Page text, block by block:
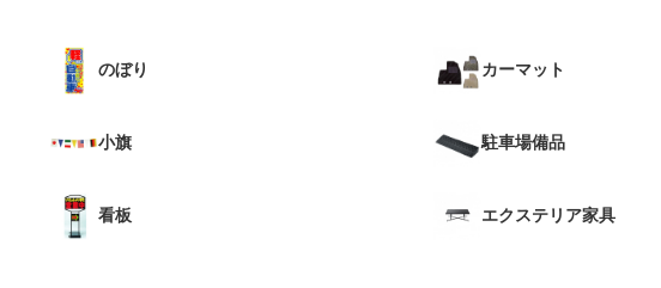
のぼり
小旗
看板
カーマット
駐車場備品
エクステリア家具